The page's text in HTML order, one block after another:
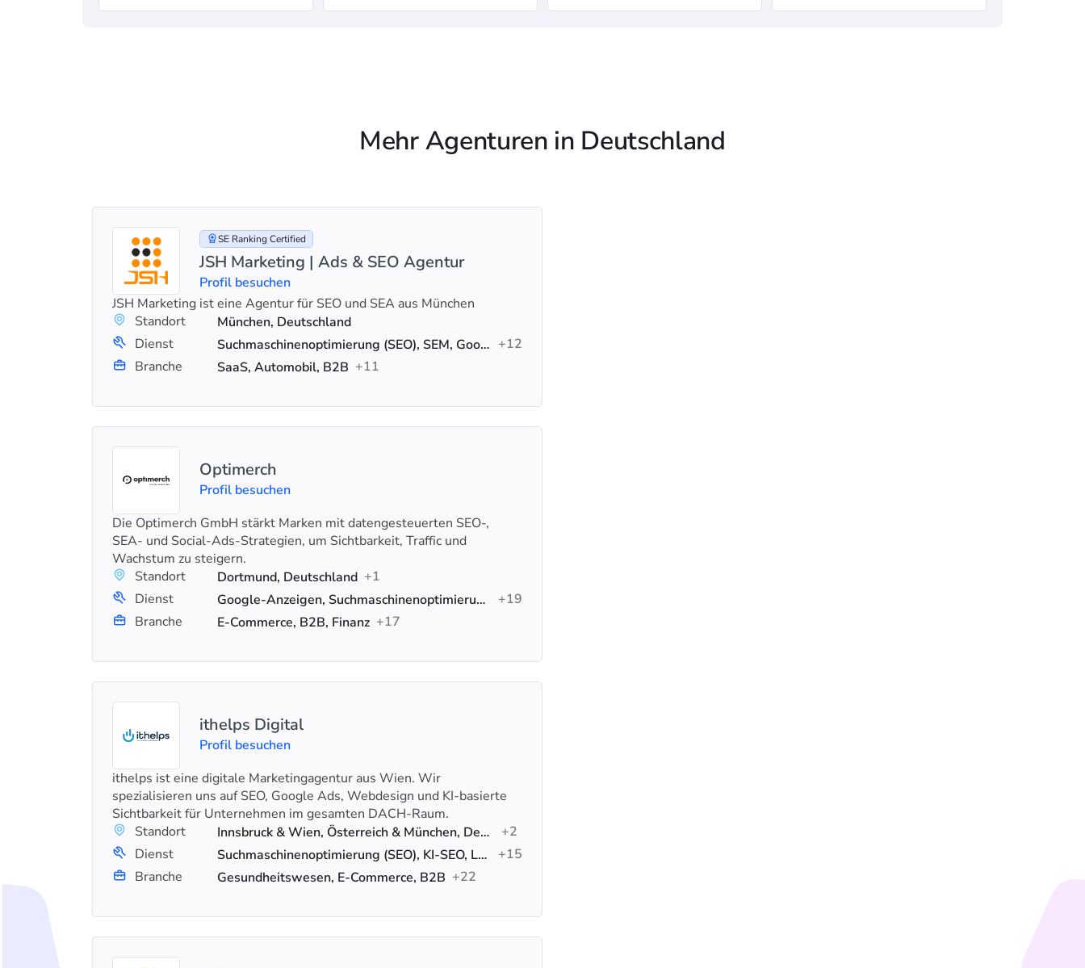
Mehr Agenturen in Deutschland
SE Ranking Certified
JSH Marketing | Ads & SEO Agentur
Profil besuchen
JSH Marketing ist eine Agentur für SEO und SEA aus München
Standort
München, Deutschland
Dienst
Suchmaschinenoptimierung (SEO), SEM, Google-Anzeigen +12
Branche
SaaS, Automobil, B2B +11
Optimerch
Profil besuchen
Die Optimerch GmbH stärkt Marken mit datengesteuerten SEO-,
SEA- und Social-Ads-Strategien, um Sichtbarkeit, Traffic und
Wachstum zu steigern.
Standort
Dortmund, Deutschland +1
Dienst
Google-Anzeigen, Suchmaschinenoptimierung (SEO), Social-Media-Werbung
+19
Branche
E-Commerce, B2B, Finanz +17
ithelps Digital
Profil besuchen
ithelps ist eine digitale Marketingagentur aus Wien. Wir
spezialisieren uns auf SEO, Google Ads, Webdesign und KI-basierte
Sichtbarkeit für Unternehmen im gesamten DACH-Raum.
Standort
Innsbruck & Wien, Österreich & München, Deutschland
+2
Dienst
Suchmaschinenoptimierung (SEO), KI-SEO, Lokales SEO
+15
Branche
Gesundheitswesen, E-Commerce, B2B +22